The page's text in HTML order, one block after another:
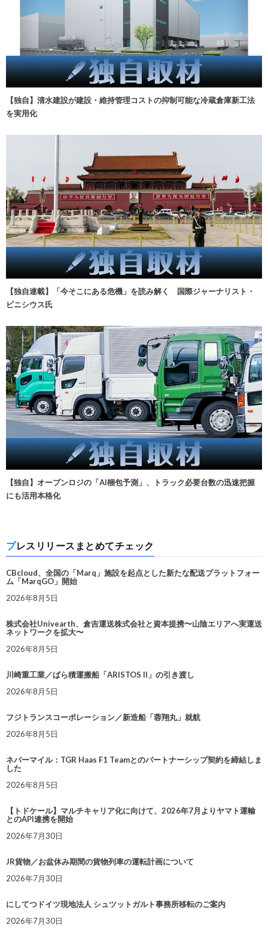
【独自】清水建設が建設・維持管理コストの抑制可能な冷蔵倉庫新工法
を実用化
【独自連載】「今そこにある危機」を読み解く 国際ジャーナリスト・
ビニシウス氏
【独自】オープンロジの「AI梱包予測」、トラック必要台数の迅速把握
にも活用本格化
プレスリリースまとめてチェック
CBcloud、全国の「Marq」施設を起点とした新たな配送プラットフォー
ム「MarqGO」開始
2026年8月5日
株式会社Univearth、倉吉運送株式会社と資本提携〜山陰エリアへ実運送
ネットワークを拡大〜
2026年8月5日
川崎重工業／ばら積運搬船「ARISTOS II」の引き渡し
2026年8月5日
フジトランスコーポレーション／新造船「蓉翔丸」就航
2026年8月5日
ネバーマイル：TGR Haas F1 Teamとのパートナーシップ契約を締結しま
した
2026年8月5日
【トドケール】マルチキャリア化に向けて、2026年7月よりヤマト運輸
とのAPI連携を開始
2026年7月30日
JR貨物／お盆休み期間の貨物列車の運転計画について
2026年7月30日
にしてつドイツ現地法人 シュツットガルト事務所移転のご案内
2026年7月30日